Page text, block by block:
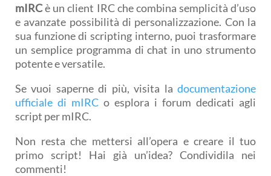
mIRCè un client IRC che combina semplicità d’uso
e avanzate possibilità di personalizzazione. Con la
sua funzione di scripting interno, puoi trasformare
un semplice programma di chat in uno strumento
potente e versatile.
Se vuoi saperne di più, visita la documentazione
ufficiale di mIRC o esplora i forum dedicati agli
script per mIRC.
Non resta che mettersi all’opera e creare il tuo
primo script! Hai già un’idea? Condividila nei
commenti!